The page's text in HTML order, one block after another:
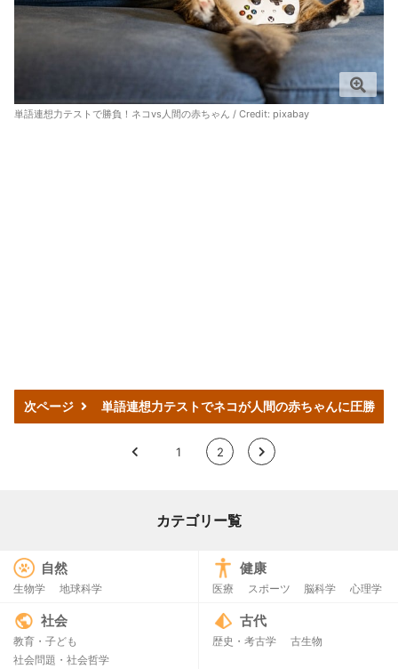
単語連想力テストで勝負！ネコvs人間の赤ちゃん / Credit: pixabay
次ページ 単語連想力テストでネコが人間の赤ちゃんに圧勝
< 1 2 >
カテゴリー覧
自然
生物学 地球科学
健康
医療 スポーツ 脳科学 心理学
社会
教育・子ども
社会問題・社会哲学
古代
歴史・考古学 古生物